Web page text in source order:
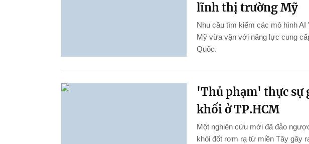
lĩnh thị trường Mỹ
Nhu cầu tìm kiếm các mô hình
Mỹ vừa vặn với năng lực cung
Quốc.
'Thủ phạm' thực sự
khối ở TP.HCM
Một nghiên cứu mới đã đảo
khói đốt rơm rạ từ miền Tây gây